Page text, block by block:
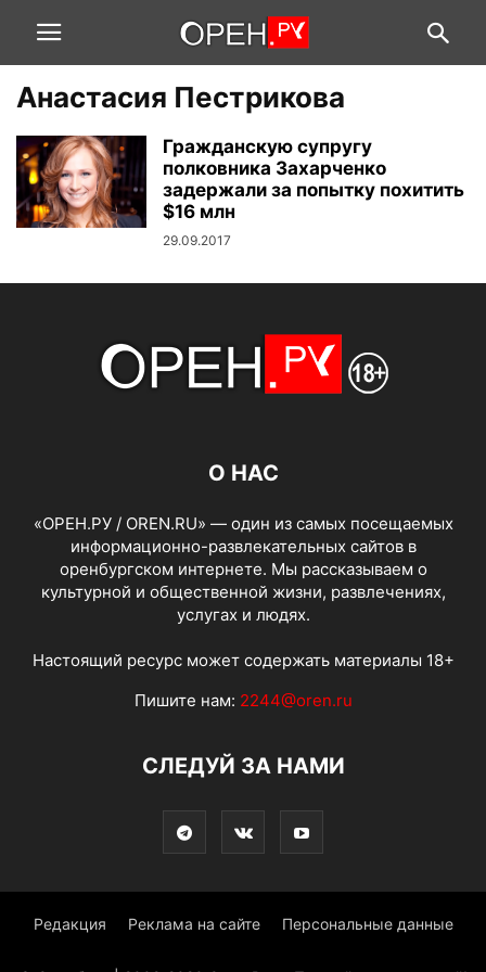
Анастасия Пестрикова
Гражданскую супругу
полковника Захарченко
задержали за попытку похитить
$16 млн
29.09.2017
О НАС
«ОРЕН.РУ / OREN.RU» — один из самых посещаемых
информационно-развлекательных сайтов в
оренбургском интернете. Мы рассказываем о
культурной и общественной жизни, развлечениях,
услугах и людях.
Настоящий ресурс может содержать материалы 18+
Пишите нам: 2244@oren.ru
СЛЕДУЙ ЗА НАМИ
Редакция Реклама на сайте Персональные данные